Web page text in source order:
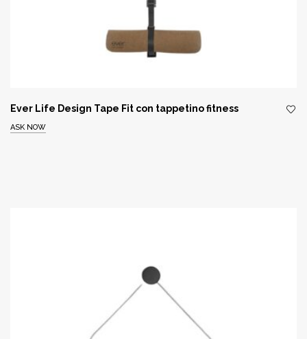
Ever Life Design Tape Fit con tappetino fitness
ASK NOW